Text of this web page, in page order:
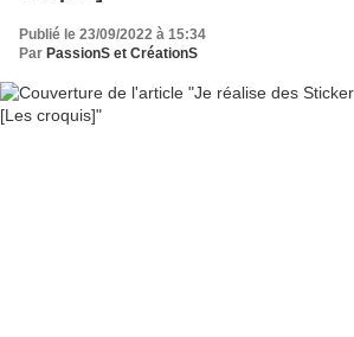
Publié le 23/09/2022 à 15:34
Par PassionS et CréationS